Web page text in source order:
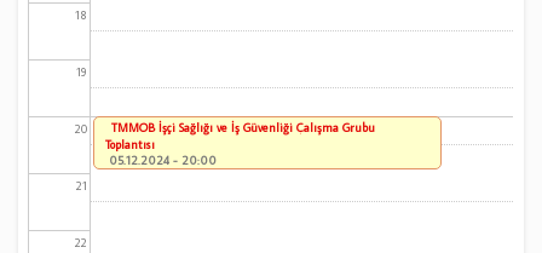
18
19
20
21
22
TMMOB İşçi Sağlığı ve İş Güvenliği Çalışma Grubu
Toplantısı
05.12.2024 - 20:00